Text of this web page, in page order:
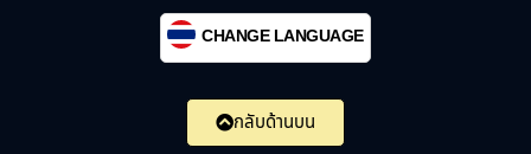
CHANGE LANGUAGE
กลับด้านบน